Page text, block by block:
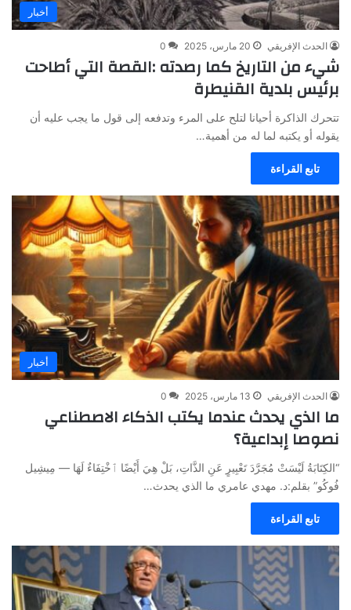
أخبار
الحدث الإفريقي 20 مارس، 2025 0
شيء من التاريخ كما رصدته :القصة التي أطاحت
برئيس بلدية القنيطرة
تتحرك الذاكرة أحيانا لتلح على المرء وتدفعه إلى قول ما يجب عليه أن
يقوله أو يكتبه لما له من أهمية…
تابع القراءة
أخبار
الحدث الإفريقي 13 مارس، 2025 0
ما الذي يحدث عندما يكتب الذكاء الاصطناعي
نصوصا إبداعية؟
“الكِتَابَةُ لَيْسَتْ مُجَرَّدَ تَعْبِيرٍ عَنِ الذَّاتِ، بَلْ هِيَ أَيْضًا ٱخْتِفَاءٌ لَهَا — مِيشِيل
فُوكُو” بقلم:د. مهدي عامري ما الذي يحدث…
تابع القراءة